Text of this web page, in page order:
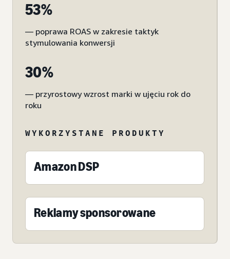
53%
— poprawa ROAS w zakresie taktyk
stymulowania konwersji
30%
— przyrostowy wzrost marki w ujęciu rok do
roku
WYKORZYSTANE PRODUKTY
Amazon DSP
Reklamy sponsorowane